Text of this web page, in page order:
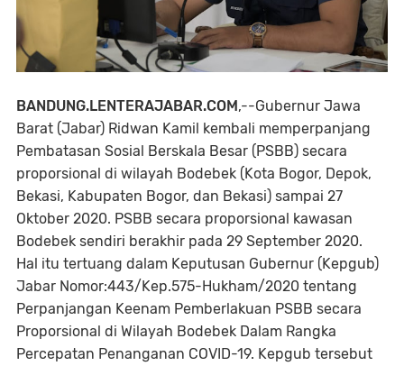
BANDUNG.LENTERAJABAR.COM,--Gubernur Jawa
Barat (Jabar) Ridwan Kamil kembali memperpanjang
Pembatasan Sosial Berskala Besar (PSBB) secara
proporsional di wilayah Bodebek (Kota Bogor, Depok,
Bekasi, Kabupaten Bogor, dan Bekasi) sampai 27
Oktober 2020. PSBB secara proporsional kawasan
Bodebek sendiri berakhir pada 29 September 2020.
Hal itu tertuang dalam Keputusan Gubernur (Kepgub)
Jabar Nomor:443/Kep.575-Hukham/2020 tentang
Perpanjangan Keenam Pemberlakuan PSBB secara
Proporsional di Wilayah Bodebek Dalam Rangka
Percepatan Penanganan COVID-19. Kepgub tersebut